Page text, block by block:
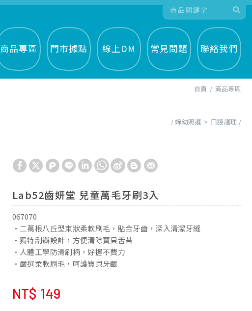
商品專區 門市據點 線上DM 常見問題 聯絡我們
首頁 商品專區
婦幼照護 口腔護理
Lab52齒妍堂 兒童萬毛牙刷3入
067070
•二萬根八丘型束狀柔軟刷毛，貼合牙齒，深入清潔牙縫
•獨特刮瓣設計，方便清除寶貝舌苔
•人體工學防滑刷柄，好握不費力
•嚴選柔軟刷毛，呵護寶貝牙齦
NT$ 149